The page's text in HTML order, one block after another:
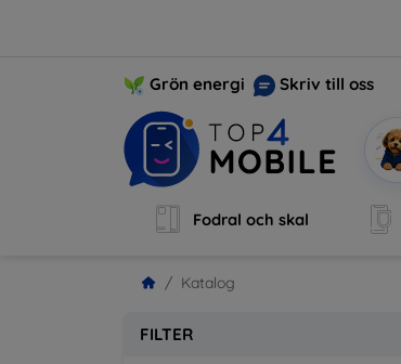
Grön energi Skriv till oss
Fodral och skal
Katalog
FILTER